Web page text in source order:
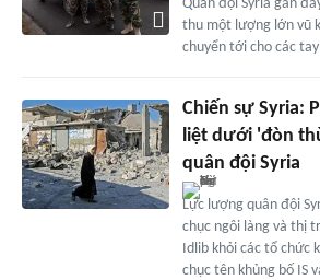
Quân đội Syria gần
thu một lượng lớn vũ
chuyển tới cho các
Chiến sự Syria:
liệt dưới 'đòn
quân đội Syria
Lực lượng quân đội
chục ngôi làng và thị
Idlib khỏi các tổ chức
chục tên khủng bố IS